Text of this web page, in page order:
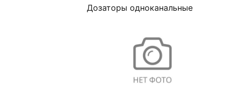
Дозаторы одноканальные